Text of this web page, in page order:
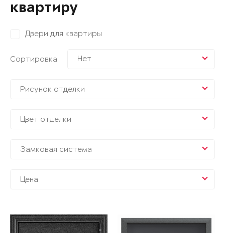
квартиру
Двери для квартиры
Сортировка Нет
Рисунок отделки
Цвет отделки
Замковая система
Цена